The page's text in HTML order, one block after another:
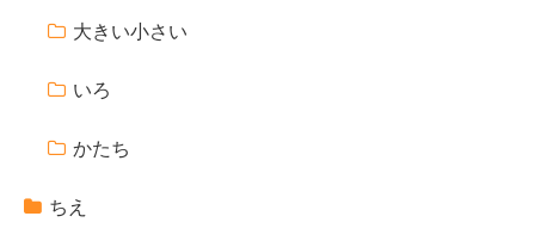
大きい小さい
いろ
かたち
ちえ